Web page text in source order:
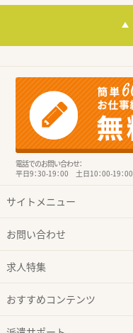
電話でのお問い合わせ：
平日9：30-19：00 土日10：00-19：00
サイトメニュー
お問い合わせ
求人特集
おすすめコンテンツ